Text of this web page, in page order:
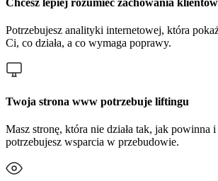
Potrzebujesz analityki internetowej, która
Ci, co działa, a co wymaga poprawy.
Twoja strona www potrzebuje liftingu
Masz stronę, która nie działa tak, jak powinna i
potrzebujesz wsparcia w przebudowie.